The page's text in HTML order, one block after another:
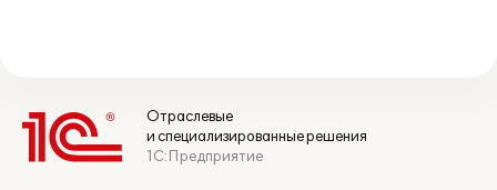
Отраслевые
и специализированные решения
1С:Предприятие